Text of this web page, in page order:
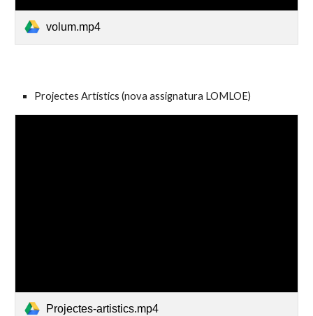
volum.mp4
Projectes Artístics (nova assignatura LOMLOE)
Projectes-artistics.mp4